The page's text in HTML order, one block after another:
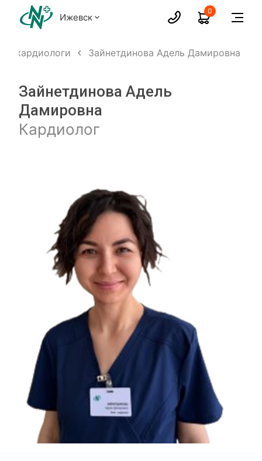
Ижевск
0
кардиологи Зайнетдинова Адель Дамировна
Зайнетдинова Адель
Дамировна
Кардиолог